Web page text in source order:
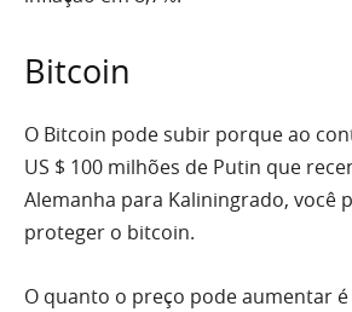
Bitcoin
O Bitcoin pode subir porque ao
US $ 100 milhões de Putin que
Alemanha para Kaliningrado, você
proteger o bitcoin.
O quanto o preço pode aumentar